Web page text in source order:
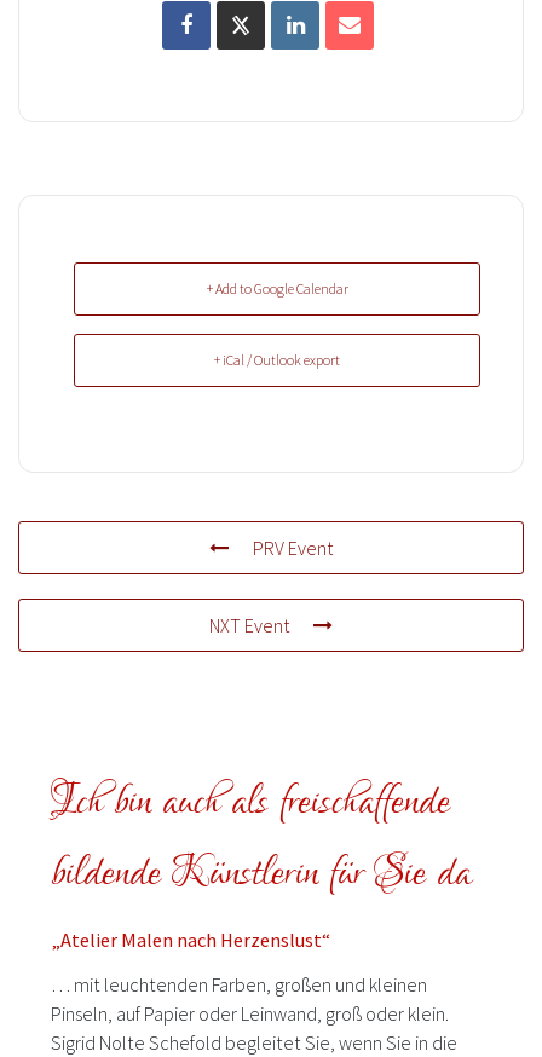
+ Add to Google Calendar
+ iCal / Outlook export
PRV Event
NXT Event
Ich bin auch als freischaffende
bildende Künstlerin für Sie da
„Atelier Malen nach Herzenslust“
… mit leuchtenden Farben, großen und kleinen
Pinseln, auf Papier oder Leinwand, groß oder klein.
Sigrid Nolte Schefold begleitet Sie, wenn Sie in die